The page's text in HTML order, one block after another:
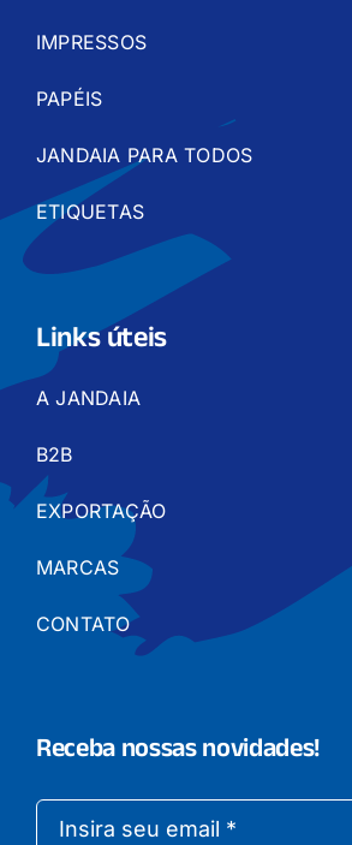
IMPRESSOS
PAPÉIS
JANDAIA PARA TODOS
ETIQUETAS
Links úteis
A JANDAIA
B2B
EXPORTAÇÃO
MARCAS
CONTATO
Receba nossas novidades!